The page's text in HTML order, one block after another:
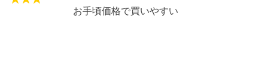
お手頃価格で買いやすい